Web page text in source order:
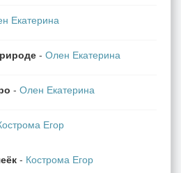
Екатерина
- Олен Екатерина
- Олен Екатерина
Егор
- Кострома Егор